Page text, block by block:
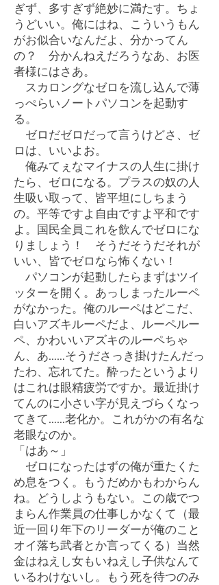
ぎず、多すぎず絶妙に満たす。ちょ
うどいい。俺にはね、こういうもん
がお似合いなんだよ、分かってん
の？ 分かんねえだろうなあ、お医
者様にはさあ。
スカロングなゼロを流し込んで薄
っぺらいノートパソコンを起動す
る。
ゼロだゼロだって言うけどさ、ゼ
ロは、いいよお。
俺みてぇなマイナスの人生に掛け
たら、ゼロになる。プラスの奴の人
生吸い取って、皆平坦にしちまう
の。平等ですよ自由ですよ平和です
よ。国民全員これを飲んでゼロにな
りましょう！ そうだそうだそれが
いい、皆でゼロなら怖くない！
パソコンが起動したらまずはツイ
ッターを開く。あっしまったルーペ
がなかった。俺のルーペはどこだ、
白いアズキルーペだよ、ルーペルー
ペ、かわいいアズキのルーペちゃ
ん、あ……そうださっき掛けたんだっ
たわ、忘れてた。酔ったというより
はこれは眼精疲労ですか。最近掛け
てんのに小さい字が見えづらくなっ
てきて……老化か。これがかの有名な
老眼なのか。
「はあ～」
ゼロになったはずの俺が重たくた
め息をつく。もうだめかもわからん
ね。どうしようもない。この歳でつ
まらん作業員の仕事しかなくて（最
近一回り年下のリーダーが俺のこと
オイ落ち武者とか言ってくる）当然
金はねえし女もいねえし子供なんて
いるわけないし。もう死を待つのみ